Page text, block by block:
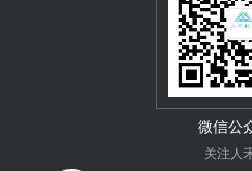
微信公
关注人